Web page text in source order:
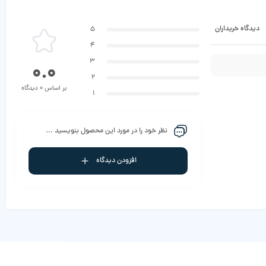
دیدگاه خریداران
5
4
3
2
1
0.0
بر اساس 0 دیدگاه
نظر خود را در مورد این محصول بنویسید ...
افزودن دیدگاه